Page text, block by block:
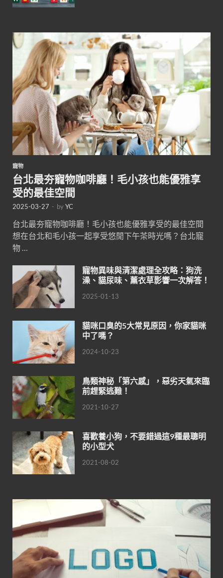
寵物
台北最夯寵物咖啡廳！毛小孩也能優雅享
受的最佳空間
2025-03-27 - byYC
台北最夯寵物咖啡廳！毛小孩也能優雅享受的最佳空間
想在台北和毛小孩一起享受悠閒下午茶時光嗎？台北寵
物 …
寵物異味與清潔處理全攻略：狗洗
澡、貓尿味、薰衣草影響一次解答！
2025-01-13
貓咪口臭的5大常見原因，你家貓咪
中了嗎？
2024-10-23
鳥類神秘「第六感」，惡劣天氣來臨
前趕緊逃難！
2021-10-27
喜歡養小狗，不要錯過這9種最聰明
的小型犬
2021-08-02